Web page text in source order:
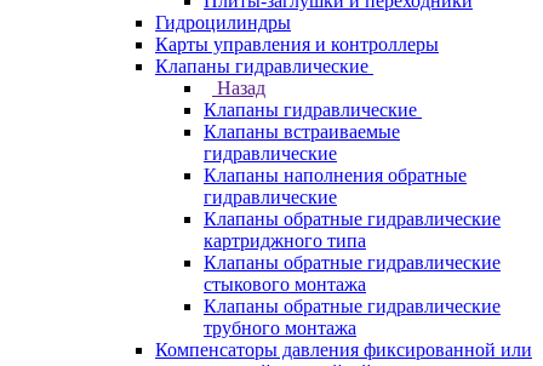
Гидроцилиндры
Карты управления и контроллеры
Клапаны гидравлические
Назад
Клапаны гидравлические
Клапаны встраиваемые
гидравлические
Клапаны наполнения обратные
гидравлические
Клапаны обратные гидравлические
картриджного типа
Клапаны обратные гидравлические
стыкового монтажа
Клапаны обратные гидравлические
трубного монтажа
Компенсаторы давления фиксированной или